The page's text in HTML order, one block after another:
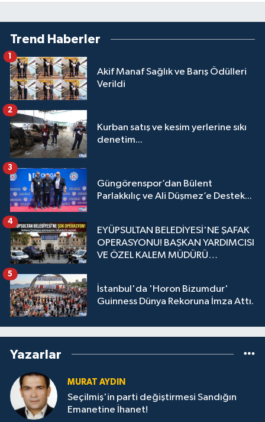
Trend Haberler
Akif Manaf Sağlık ve Barış Ödülleri
Verildi
1
Kurban satış ve kesim yerlerine sıkı
denetim...
2
Güngörenspor’dan Bülent
Parlakkılıç ve Ali Düşmez’e Destek...
3
EYÜPSULTAN BELEDİYESİ'NE ŞAFAK
OPERASYONU! BAŞKAN YARDIMCISI
VE ÖZEL KALEM MÜDÜRÜ
4
İstanbul'da 'Horon Bizumdur'
Guinness Dünya Rekoruna İmza Attı.
5
Yazarlar
MURAT AYDIN
Seçilmiş'in parti değiştirmesi Sandığın
Emanetine İhanet!